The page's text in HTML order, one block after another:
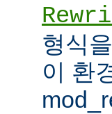
형식
이 환